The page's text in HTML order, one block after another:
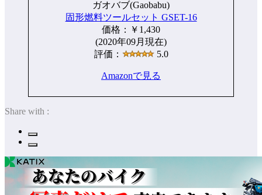
ガオバブ(Gaobabu)
固形燃料ツールセット GSET-16
価格：￥1,430
(2020年09月現在)
評価：
5.0
Amazonで見る
Share with :